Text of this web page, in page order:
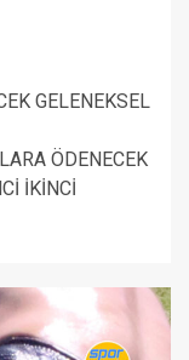
GELENEKSEL
ÖDENECEK
İKİNCİ